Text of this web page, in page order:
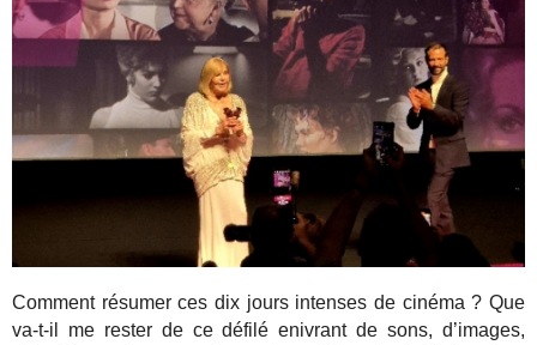
Comment résumer ces dix jours intenses de cinéma ? Que
va-t-il me rester de ce défilé enivrant de sons, d’images,